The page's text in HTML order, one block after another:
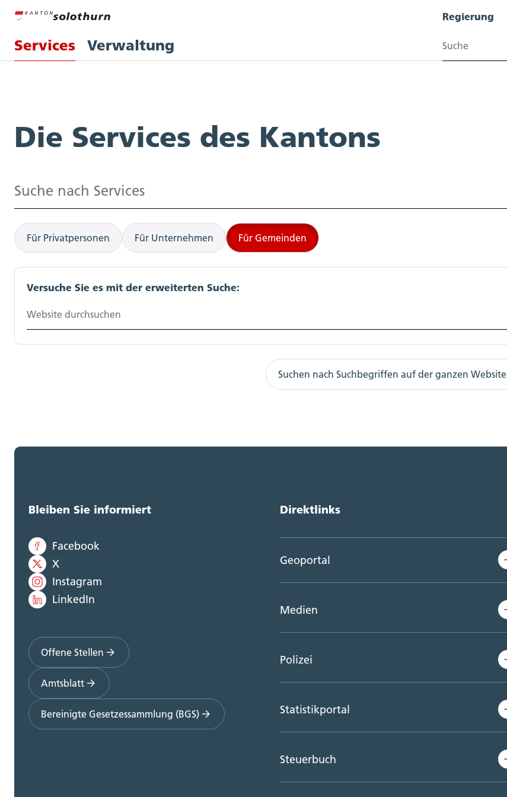
Services Verwaltung
Regierung
Suchen
Die Services des Kantons
Suchen
Für Privatpersonen Für Unternehmen Für Gemeinden
Versuche Sie es mit der erweiterten Suche:
Website durchsuchen
Suchen nach Suchbegriffen auf der ganzen Website
Bleiben Sie informiert
Facebook
X
Instagram
LinkedIn
Offene Stellen
Amtsblatt
Bereinigte Gesetzessammlung (BGS)
Direktlinks
Geoportal
Medien
Polizei
Statistikportal
Steuerbuch